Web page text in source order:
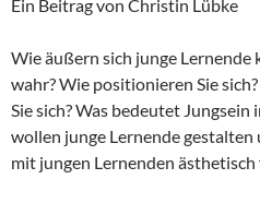
Ein Beitrag von Christin Lübke
Wie äußern sich junge Lernende
wahr? Wie positionieren Sie
Sie sich? Was bedeutet Jungsein
wollen junge Lernende gestalten
mit jungen Lernenden ästhetisch